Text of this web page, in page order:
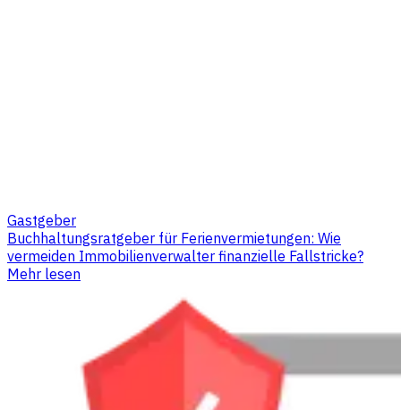
Gastgeber
Buchhaltungsratgeber für Ferienvermietungen: Wie
vermeiden Immobilienverwalter finanzielle Fallstricke?
Mehr lesen